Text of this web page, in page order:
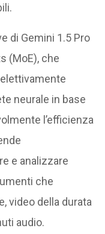
di Gemini 1.5 Pro
(MoE), che
neurale in base
l’efficienza
e analizzare
che
video della durata
audio​​.